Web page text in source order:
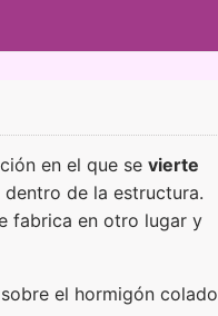
en el que se vierte
dentro de la estructura.
fabrica en otro lugar y
el hormigón colado